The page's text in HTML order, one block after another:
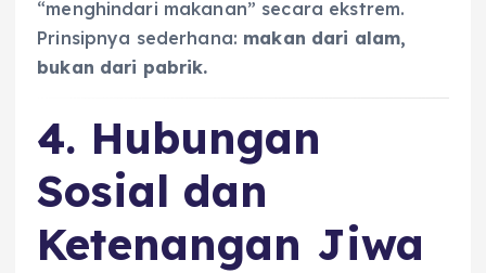
“menghindari makanan” secara ekstrem.
Prinsipnya sederhana: makan dari alam,
bukan dari pabrik.
4. Hubungan
Sosial dan
Ketenangan Jiwa